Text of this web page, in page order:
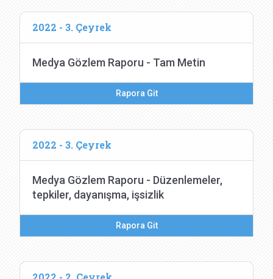
2022 - 3. Çeyrek
Medya Gözlem Raporu - Tam Metin
Rapora Git
2022 - 3. Çeyrek
Medya Gözlem Raporu - Düzenlemeler,
tepkiler, dayanışma, işsizlik
Rapora Git